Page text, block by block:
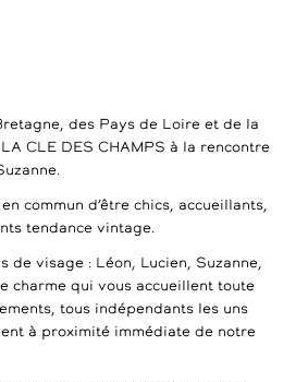
des Pays de Loire et de la
CLE DES CHAMPS à la rencontre
commun d’être chics, accueillants,
tendance vintage.
de visage : Léon, Lucien, Suzanne,
charme qui vous accueillent toute
tous indépendants les uns
à proximité immédiate de notre